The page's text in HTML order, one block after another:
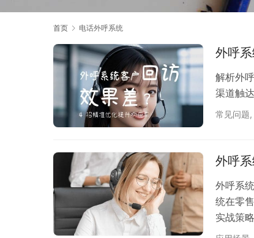
首页 电话外呼系统
外呼
解析外
渠道触
常见问题,
外呼
外呼系
统在零
实战策
会员服